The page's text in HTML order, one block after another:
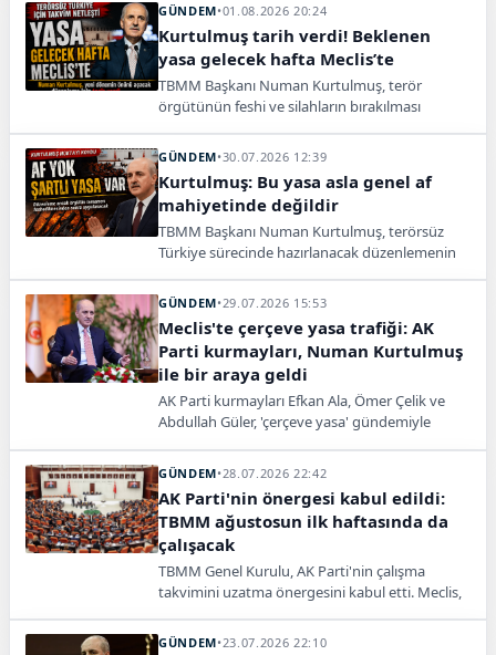
GÜNDEM•01.08.2026 20:24
Kurtulmuş tarih verdi! Beklenen
yasa gelecek hafta Meclis’te
TBMM Başkanı Numan Kurtulmuş, terör
örgütünün feshi ve silahların bırakılması
dönemin başlayacağını söyledi.
GÜNDEM•30.07.2026 12:39
Kurtulmuş: Bu yasa asla genel af
mahiyetinde değildir
TBMM Başkanı Numan Kurtulmuş, terörsüz
Türkiye sürecinde hazırlanacak düzenlemenin
açıkladı.
GÜNDEM•29.07.2026 15:53
Meclis'te çerçeve yasa trafiği: AK
Parti kurmayları, Numan Kurtulmuş
ile bir araya geldi
AK Parti kurmayları Efkan Ala, Ömer Çelik ve
Abdullah Güler, 'çerçeve yasa' gündemiyle
GÜNDEM•28.07.2026 22:42
AK Parti'nin önergesi kabul edildi:
TBMM ağustosun ilk haftasında da
çalışacak
TBMM Genel Kurulu, AK Parti'nin çalışma
takvimini uzatma önergesini kabul etti. Meclis,
da kanun tekliflerini görüşecek.
GÜNDEM•23.07.2026 22:10